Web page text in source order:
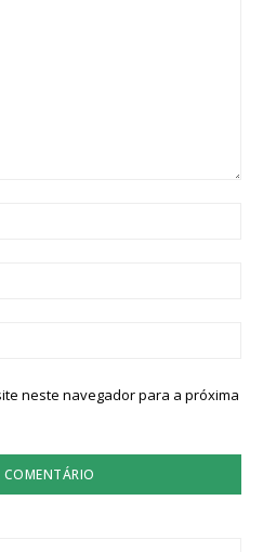
neste navegador para a próxima